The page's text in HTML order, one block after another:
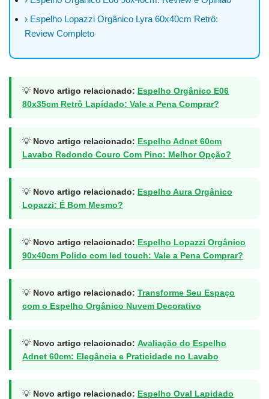
› Espelho Lopazzi Orgânico Lyra 60x40cm Retrô:
Review Completo
💡 Novo artigo relacionado: Espelho Orgânico E06
80x35cm Retrô Lapídado: Vale a Pena Comprar?
💡 Novo artigo relacionado: Espelho Adnet 60cm
Lavabo Redondo Couro Com Pino: Melhor Opção?
💡 Novo artigo relacionado: Espelho Aura Orgânico
Lopazzi: É Bom Mesmo?
💡 Novo artigo relacionado: Espelho Lopazzi Orgânico
90x40cm Polido com led touch: Vale a Pena Comprar?
💡 Novo artigo relacionado: Transforme Seu Espaço
com o Espelho Orgânico Nuvem Decorativo
💡 Novo artigo relacionado: Avaliação do Espelho
Adnet 60cm: Elegância e Praticidade no Lavabo
💡 Novo artigo relacionado: Espelho Oval Lapidado